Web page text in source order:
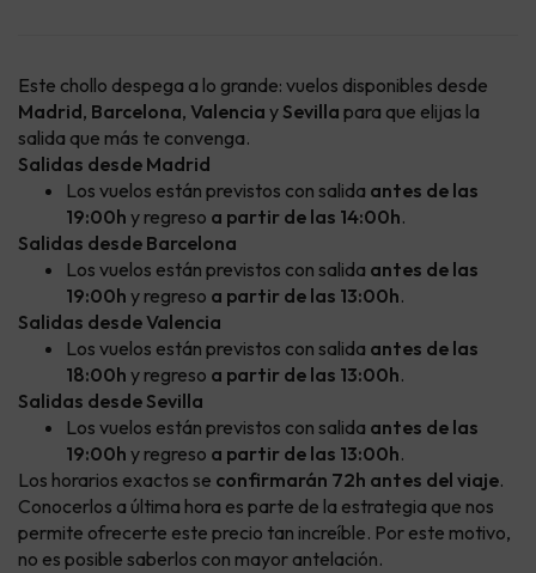
Este chollo despega a lo grande: vuelos disponibles desde
Madrid, Barcelona, Valencia y Sevilla para que elijas la
salida que más te convenga.
Salidas desde Madrid
Los vuelos están previstos con salida antes de las
19:00h y regreso a partir de las 14:00h.
Salidas desde Barcelona
Los vuelos están previstos con salida antes de las
19:00h y regreso a partir de las 13:00h.
Salidas desde Valencia
Los vuelos están previstos con salida antes de las
18:00h y regreso a partir de las 13:00h.
Salidas desde Sevilla
Los vuelos están previstos con salida antes de las
19:00h y regreso a partir de las 13:00h.
Los horarios exactos se confirmarán 72h antes del viaje.
Conocerlos a última hora es parte de la estrategia que nos
permite ofrecerte este precio tan increíble. Por este motivo,
no es posible saberlos con mayor antelación.